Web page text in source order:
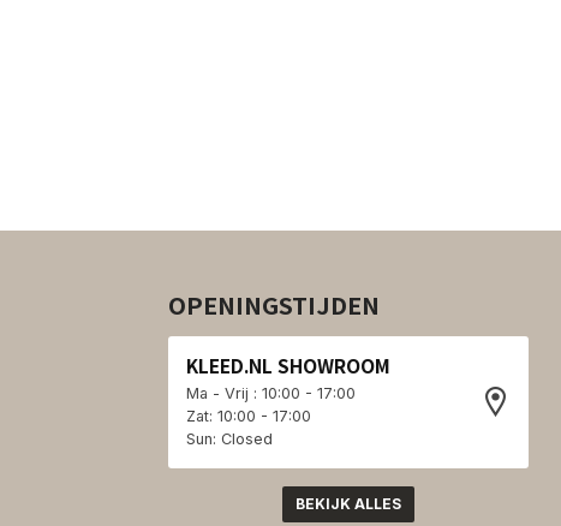
OPENINGSTIJDEN
KLEED.NL SHOWROOM
Ma - Vrij : 10:00 - 17:00
Zat: 10:00 - 17:00
Sun: Closed
BEKIJK ALLES